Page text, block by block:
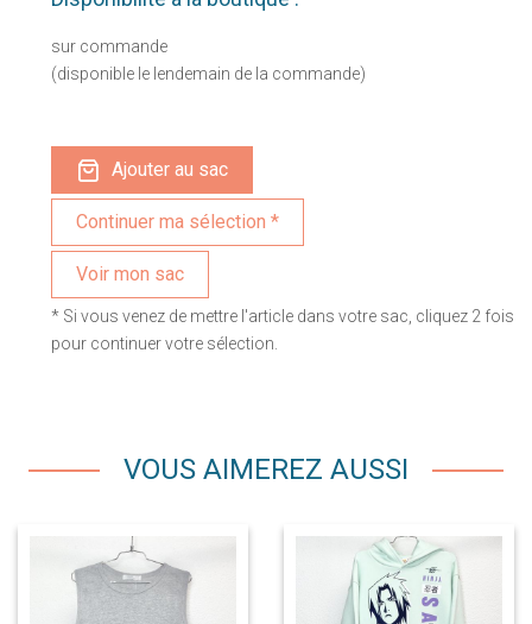
sur commande
(disponible le lendemain de la commande)
Ajouter au sac
Voir mon sac
* Si vous venez de mettre l'article dans votre sac, cliquez 2 fois
pour continuer votre sélection.
VOUS AIMEREZ AUSSI